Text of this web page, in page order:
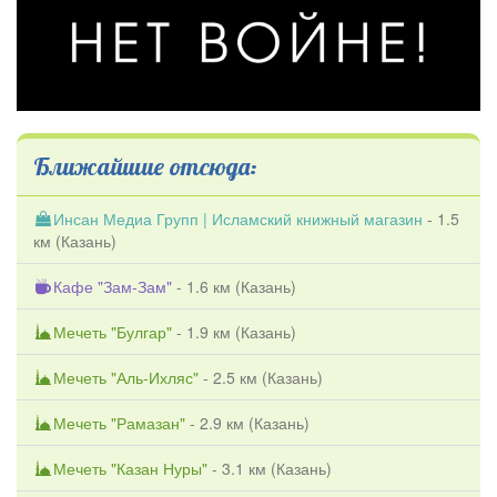
Ближайшие отсюда:
Инсан Медиа Групп | Исламский книжный магазин - 1.5
км (Казань)
Кафе "Зам-Зам" - 1.6 км (Казань)
Мечеть "Булгар" - 1.9 км (Казань)
Мечеть "Аль-Ихляс" - 2.5 км (Казань)
Мечеть "Рамазан" - 2.9 км (Казань)
Мечеть "Казан Нуры" - 3.1 км (Казань)